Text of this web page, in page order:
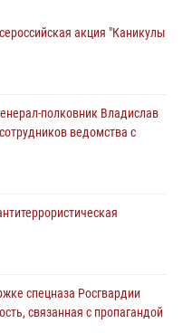
акция "Каникулы
полковник Владислав
ведомства с
спецназа Росгвардии
связанная с пропагандой